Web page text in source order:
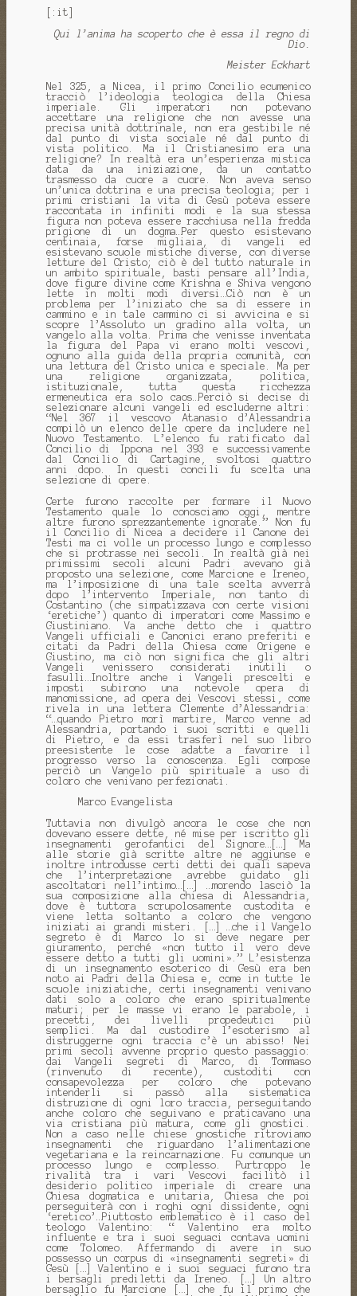
[:it]
Qui l’anima ha scoperto che è essa il regno di
Dio.
Meister Eckhart
Nel 325, a Nicea, il primo Concilio ecumenico
tracciò l’ideologia teologica della Chiesa
imperiale. Gli imperatori non potevano
accettare una religione che non avesse una
precisa unità dottrinale, non era gestibile né
dal punto di vista sociale né dal punto di
vista politico. Ma il Cristianesimo era una
religione? In realtà era un’esperienza mistica
data da una iniziazione, da un contatto
trasmesso da cuore a cuore. Non aveva senso
un’unica dottrina e una precisa teologia; per i
primi cristiani la vita di Gesù poteva essere
raccontata in infiniti modi e la sua stessa
figura non poteva essere racchiusa nella fredda
prigione di un dogma…Per questo esistevano
centinaia, forse migliaia, di vangeli ed
esistevano scuole mistiche diverse, con diverse
letture del Cristo; ciò è del tutto naturale in
un ambito spirituale, basti pensare all’India,
dove figure divine come Krishna e Shiva vengono
lette in molti modi diversi…Ciò non è un
problema per l’iniziato che sa di essere in
cammino e in tale cammino ci si avvicina e si
scopre l’Assoluto un gradino alla volta, un
vangelo alla volta. Prima che venisse inventata
la figura del Papa vi erano molti vescovi,
ognuno alla guida della propria comunità, con
una lettura del Cristo unica e speciale. Ma per
una religione organizzata, politica,
istituzionale, tutta questa ricchezza
ermeneutica era solo caos…Perciò si decise di
selezionare alcuni vangeli ed escluderne altri:
“Nel 367 il vescovo Atanasio d’Alessandria
compilò un elenco delle opere da includere nel
Nuovo Testamento. L’elenco fu ratificato dal
Concilio di Ippona nel 393 e successivamente
dal Concilio di Cartagine, svoltosi quattro
anni dopo. In questi concili fu scelta una
selezione di opere.
Certe furono raccolte per formare il Nuovo
Testamento quale lo conosciamo oggi, mentre
altre furono sprezzantemente ignorate.” Non fu
il Concilio di Nicea a decidere il Canone dei
Testi ma ci volle un processo lungo e complesso
che si protrasse nei secoli. In realtà già nei
primissimi secoli alcuni Padri avevano già
proposto una selezione, come Marcione e Ireneo,
ma l’imposizione di una tale scelta avverrà
dopo l’intervento Imperiale, non tanto di
Costantino (che simpatizzava con certe visioni
‘eretiche’) quanto di imperatori come Massimo e
Giustiniano. Va anche detto che i quattro
Vangeli ufficiali e Canonici erano preferiti e
citati da Padri della Chiesa come Origene e
Giustino, ma ciò non significa che gli altri
Vangeli venissero considerati inutili o
fasulli…Inoltre anche i Vangeli prescelti e
imposti subirono una notevole opera di
manomissione, ad opera dei Vescovi stessi, come
rivela in una lettera Clemente d’Alessandria:
“…quando Pietro morì martire, Marco venne ad
Alessandria, portando i suoi scritti e quelli
di Pietro, e da essi trasferì nel suo libro
preesistente le cose adatte a favorire il
progresso verso la conoscenza. Egli compose
perciò un Vangelo più spirituale a uso di
coloro che venivano perfezionati.
Marco Evangelista
Tuttavia non divulgò ancora le cose che non
dovevano essere dette, né mise per iscritto gli
insegnamenti gerofantici del Signore…[…] Ma
alle storie già scritte altre ne aggiunse e
inoltre introdusse certi detti dei quali sapeva
che l’interpretazione avrebbe guidato gli
ascoltatori nell’intimo…[…] …morendo lasciò la
sua composizione alla chiesa di Alessandria,
dove è tuttora scrupolosamente custodita e
viene letta soltanto a coloro che vengono
iniziati ai grandi misteri. […] …che il Vangelo
segreto è di Marco lo si deve negare per
giuramento, perché «non tutto il vero deve
essere detto a tutti gli uomini».” L’esistenza
di un insegnamento esoterico di Gesù era ben
noto ai Padri della Chiesa e, come in tutte le
scuole iniziatiche, certi insegnamenti venivano
dati solo a coloro che erano spiritualmente
maturi; per le masse vi erano le parabole, i
precetti, dei livelli propedeutici più
semplici. Ma dal custodire l’esoterismo al
distruggerne ogni traccia c’è un abisso! Nei
primi secoli avvenne proprio questo passaggio:
dai Vangeli segreti di Marco, di Tommaso
(rinvenuto di recente), custoditi con
consapevolezza per coloro che potevano
intenderli si passò alla sistematica
distruzione di ogni loro traccia, perseguitando
anche coloro che seguivano e praticavano una
via cristiana più matura, come gli gnostici.
Non a caso nelle chiese gnostiche ritroviamo
insegnamenti che riguardano l’alimentazione
vegetariana e la reincarnazione. Fu comunque un
processo lungo e complesso. Purtroppo le
rivalità tra i vari Vescovi facilitò il
desiderio politico imperiale di creare una
Chiesa dogmatica e unitaria, Chiesa che poi
perseguiterà con i roghi ogni dissidente, ogni
‘eretico’…Piuttosto emblematico è il caso del
teologo Valentino: “ Valentino era molto
influente e tra i suoi seguaci contava uomini
come Tolomeo. Affermando di avere in suo
possesso un corpus di «insegnamenti segreti» di
Gesù […] Valentino e i suoi seguaci furono tra
i bersagli prediletti da Ireneo. […] Un altro
bersaglio fu Marcione […] che fu il primo che